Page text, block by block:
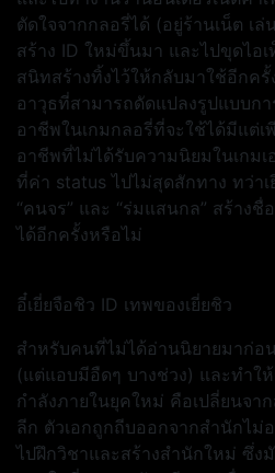
ตัดใจจากกลอรี่ได้ (อยู่ร้านเน็ต เล่
สร้าง ID ใหม่ขึ้นมา และไปขุดไอ
สนิทสร้างทิ้งไว้ให้กลับมาใช้อีกครั้
อาวุธที่สามารถดัดแปลงรูปแบบก
อาชีพในเกมกลอรี่ที่จะใช้ได้มีแต่เ
อาชีพที่ไม่ได้รับความนิยมในเกมเ
ที่ค่า status ไปไม่สุดสักทาง ทว่า
“คนจร” และ “ร่มแสนกล” สร้าง
ได้อีกครั้งหรือไม่
อี๋เยี่ยจือชิว ID เทพของเยี่ยชิว
สำหรับคนที่ไม่ได้อ่านนิยายมาก่อ
(แต่แอบมีอืดๆ บางช่วง) และทำใ
กำลังภายในยุคใหม่ คือเปลี่ยนจา
ลีก ตัวเอกถูกถีบออกจากสำนักไ
ไปฝึกวิชาและสร้างสำนักใหม่ ซึ่